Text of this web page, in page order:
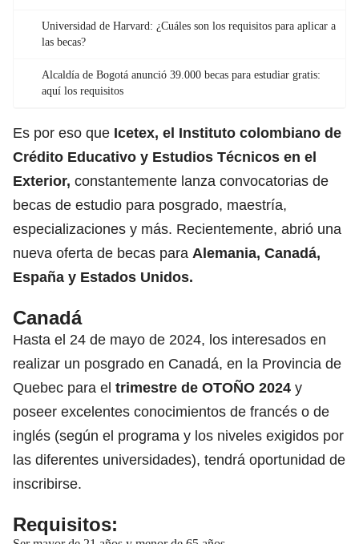
Universidad de Harvard: ¿Cuáles son los requisitos para aplicar a
las becas?
Alcaldía de Bogotá anunció 39.000 becas para estudiar gratis:
aquí los requisitos
Es por eso que Icetex, el Instituto colombiano de
Crédito Educativo y Estudios Técnicos en el
Exterior, constantemente lanza convocatorias de
becas de estudio para posgrado, maestría,
especializaciones y más. Recientemente, abrió una
nueva oferta de becas para Alemania, Canadá,
España y Estados Unidos.
Canadá
Hasta el 24 de mayo de 2024, los interesados en
realizar un posgrado en Canadá, en la Provincia de
Quebec para el trimestre de OTOÑO 2024 y
poseer excelentes conocimientos de francés o de
inglés (según el programa y los niveles exigidos por
las diferentes universidades), tendrá oportunidad de
inscribirse.
Requisitos: